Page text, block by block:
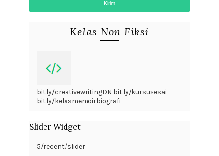
Kelas Non Fiksi
bit.ly/creativewritingDN bit.ly/kursusesai
bit.ly/kelasmemoirbiografi
Slider Widget
5/recent/slider